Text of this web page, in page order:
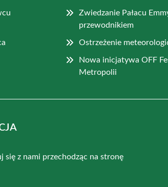
Zwiedzanie Pałacu
przewodnikiem
Ostrzeżenie
Nowa inicjatywa OFF
Metropolii
się z nami przechodząc na stronę